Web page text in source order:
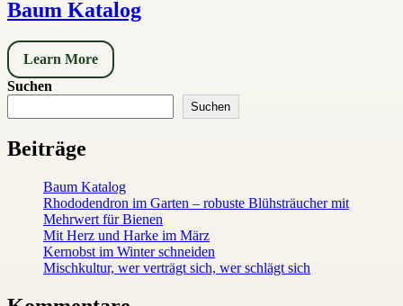
Baum Katalog
Learn More
Suchen
Suchen
Beiträge
Baum Katalog
Rhododendron im Garten – robuste Blühsträucher mit
Mehrwert für Bienen
Mit Herz und Harke im März
Kernobst im Winter schneiden
Mischkultur, wer verträgt sich, wer schlägt sich